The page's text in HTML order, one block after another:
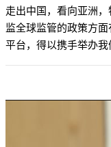
走出中国，看向亚洲
监全球监管的政策方
平台，得以携手举办我